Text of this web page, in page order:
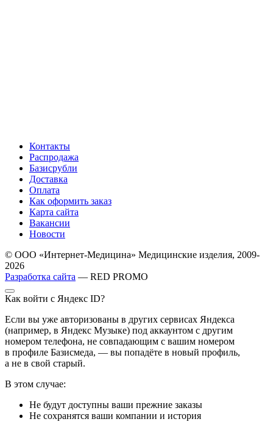
Контакты
Распродажа
Базисрубли
Доставка
Оплата
Как оформить заказ
Карта сайта
Вакансии
Новости
© ООО «Интернет-Медицина» Медицинские изделия, 2009-
2026
Разработка сайта — RED PROMO
Как войти с Яндекс ID?
Если вы уже авторизованы в других сервисах Яндекса
(например, в Яндекс Музыке) под аккаунтом с другим
номером телефона, не совпадающим с вашим номером
в профиле Базисмеда, — вы попадёте в новый профиль,
а не в свой старый.
В этом случае:
Не будут доступны ваши прежние заказы
Не сохранятся ваши компании и история